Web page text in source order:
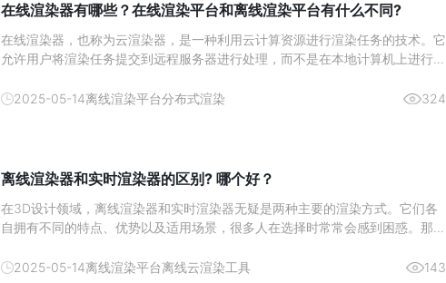
在线渲染器有哪些？在线渲染平台和离线渲染平台有什么不同?
在线渲染器，也称为云渲染器，是一种利用云计算资源进行渲染任务的技术。它
允许用户将渲染任务提交到远程服务器进行处理，而不是在本地计算机上进行。
引擎。那么，在线渲染平台哪个好用？本文将为您盘点国内5大效果图渲染平
2025-05-14离线渲染平台分布式渲染 324
离线渲染器和实时渲染器的区别? 哪个好？
在3D设计领域，离线渲染器和实时渲染器无疑是两种主要的渲染方式。它们各
自拥有不同的特点、优势以及适用场景，很多人在选择时常常会感到困惑。那
2025-05-14离线渲染平台离线云渲染工具 143